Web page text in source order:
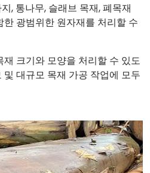
, 통나무, 슬래브 목재, 폐목재
광범위한 원자재를 처리할 수
크기와 모양을 처리할 수 있도
대규모 목재 가공 작업에 모두